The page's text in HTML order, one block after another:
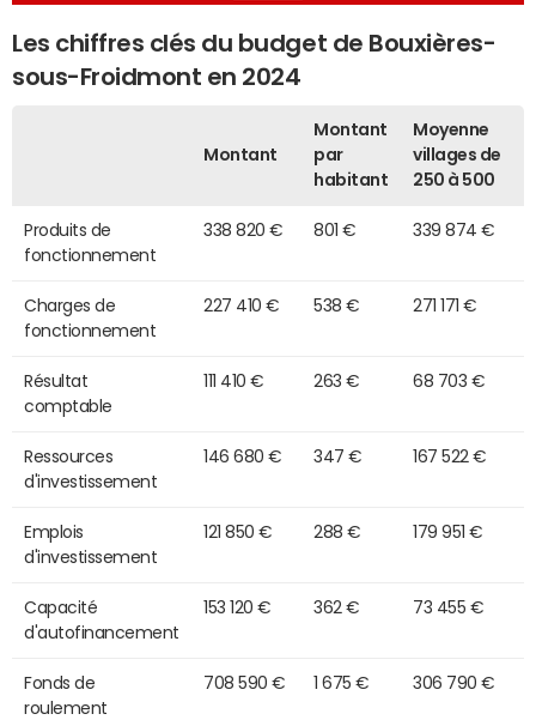
Les chiffres clés du budget de Bouxières-
sous-Froidmont en 2024
Montant
Montant
par
habitant
Moyenne
villages de
250 à 500
Produits de
fonctionnement
338 820 € 801 € 339 874 €
Charges de
fonctionnement
227 410 € 538 € 271 171 €
Résultat
comptable
111 410 € 263 € 68 703 €
Ressources
d'investissement
146 680 € 347 € 167 522 €
Emplois
d'investissement
121 850 € 288 € 179 951 €
Capacité
d'autofinancement
153 120 € 362 € 73 455 €
Fonds de
roulement
708 590 € 1 675 € 306 790 €